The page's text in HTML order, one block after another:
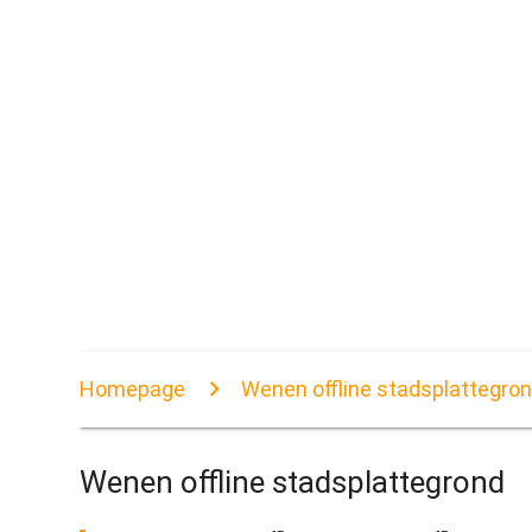
Homepage Wenen offline
Wenen offline stadsplattegrond